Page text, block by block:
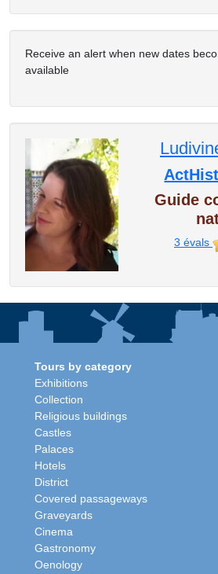
Receive an alert when new dates
available
Guide
3 évals
Tours by category
Exhibitions
Collection
Religious buildings
Castles
Palaces
Hotels
District
Covered passageways
Graveyards
Cinema
Gastronomy
Oenology